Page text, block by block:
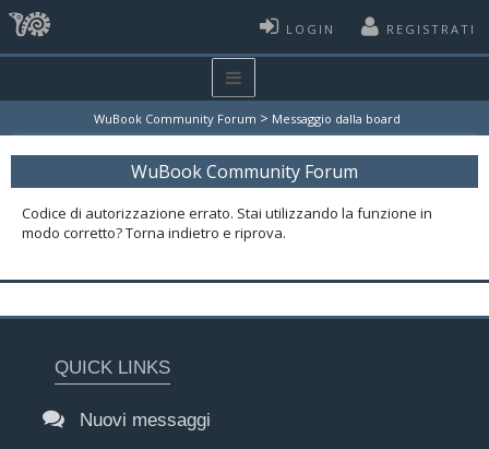
LOGIN REGISTRATI
WuBook Community Forum > Messaggio dalla board
WuBook Community Forum
Codice di autorizzazione errato. Stai utilizzando la funzione in
modo corretto? Torna indietro e riprova.
QUICK LINKS
Nuovi messaggi